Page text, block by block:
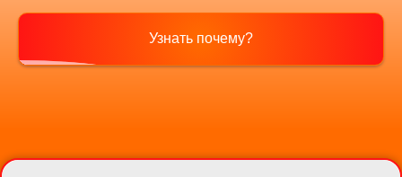
Узнать почему?